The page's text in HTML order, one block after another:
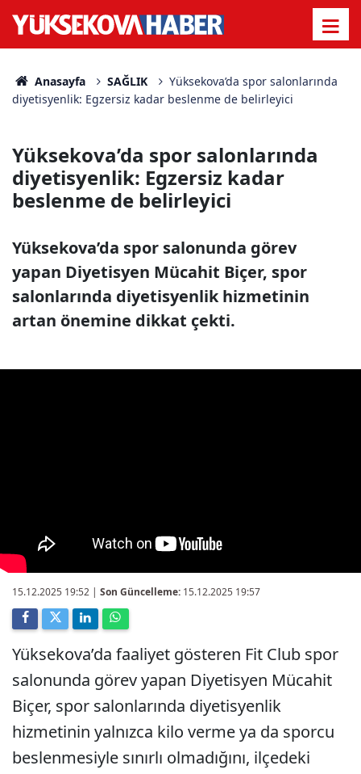
Anasayfa SAĞLIK
Yüksekova’da spor salonlarında
diyetisyenlik: Egzersiz kadar beslenme de belirleyici
Yüksekova’da spor salonlarında
diyetisyenlik: Egzersiz kadar
beslenme de belirleyici
Yüksekova’da spor salonunda görev
yapan Diyetisyen Mücahit Biçer, spor
salonlarında diyetisyenlik hizmetinin
artan önemine dikkat çekti.
15.12.2025 19:52 | Son Güncelleme: 15.12.2025 19:57
Yüksekova’da faaliyet gösteren Fit Club spor
salonunda görev yapan Diyetisyen Mücahit
Biçer, spor salonlarında diyetisyenlik
hizmetinin yalnızca kilo verme ya da sporcu
beslenmesiyle sınırlı olmadığını, ilçedeki